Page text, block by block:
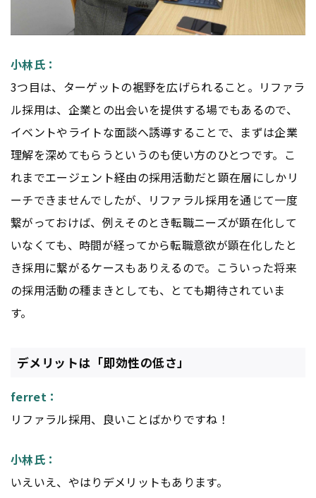
小林氏：
3つ目は、ターゲットの裾野を広げられること。リファラ
ル採用は、企業との出会いを提供する場でもあるので、
イベントやライトな面談へ誘導することで、まずは企業
理解を深めてもらうというのも使い方のひとつです。こ
れまでエージェント経由の採用活動だと顕在層にしかリ
ーチできませんでしたが、リファラル採用を通じて一度
繋がっておけば、例えそのとき転職ニーズが顕在化して
いなくても、時間が経ってから転職意欲が顕在化したと
き採用に繋がるケースもありえるので。こういった将来
の採用活動の種まきとしても、とても期待されていま
す。
デメリットは「即効性の低さ」
ferret：
リファラル採用、良いことばかりですね！
小林氏：
いえいえ、やはりデメリットもあります。